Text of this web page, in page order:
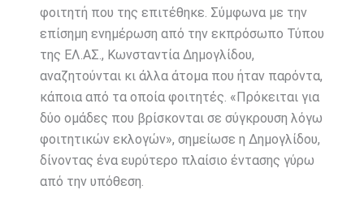
φοιτητή που της επιτέθηκε. Σύμφωνα με την
επίσημη ενημέρωση από την εκπρόσωπο Τύπου
της ΕΛ.ΑΣ., Κωνσταντία Δημογλίδου,
αναζητούνται κι άλλα άτομα που ήταν παρόντα,
κάποια από τα οποία φοιτητές. «Πρόκειται για
δύο ομάδες που βρίσκονται σε σύγκρουση λόγω
φοιτητικών εκλογών», σημείωσε η Δημογλίδου,
δίνοντας ένα ευρύτερο πλαίσιο έντασης γύρω
από την υπόθεση.